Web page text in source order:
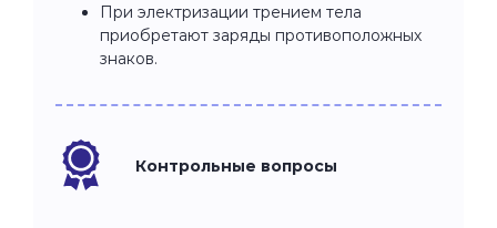
При электризации трением тела
приобретают заряды противоположных
знаков.
Контрольные вопросы